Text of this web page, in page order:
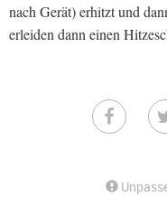
nach Gerät) erhitzt und
erleiden dann einen